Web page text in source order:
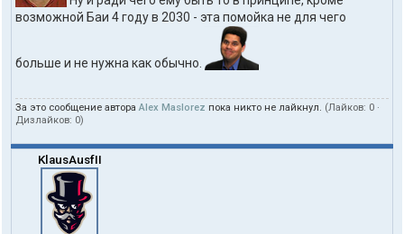
возможной Баи 4 году в 2030 - эта помойка не для чего
больше и не нужна как обычно.
За это сообщение автора Alex Maslorez пока никто не лайкнул. (Лайков: 0 ·
Дизлайков: 0)
KlausAusfII